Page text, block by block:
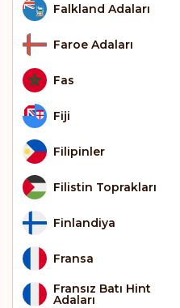
Falkland Adaları
Faroe Adaları
Fas
Fiji
Filipinler
Filistin Toprakları
Finlandiya
Fransa
Fransız Batı Hint
Adaları